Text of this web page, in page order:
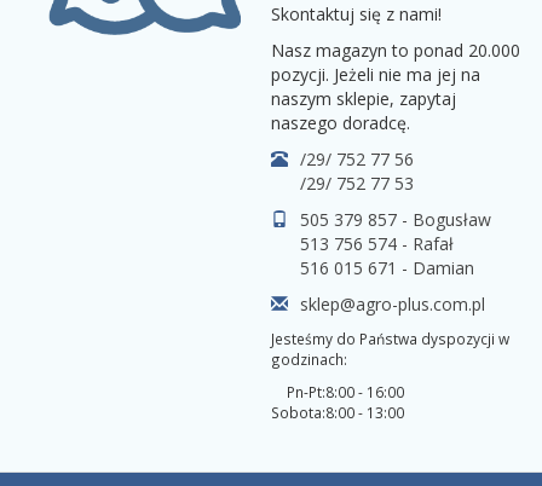
Skontaktuj się z nami!
Nasz magazyn to ponad 20.000
pozycji. Jeżeli nie ma jej na
naszym sklepie, zapytaj
naszego doradcę.
/29/ 752 77 56
/29/ 752 77 53
505 379 857 - Bogusław
513 756 574 - Rafał
516 015 671 - Damian
sklep@agro-plus.com.pl
Jesteśmy do Państwa dyspozycji w
godzinach:
Pn-Pt:
Sobota:
8:00 - 16:00
8:00 - 13:00